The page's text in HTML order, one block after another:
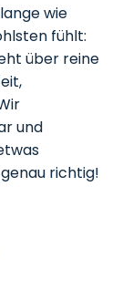
wie
fühlt:
über reine
und
richtig!